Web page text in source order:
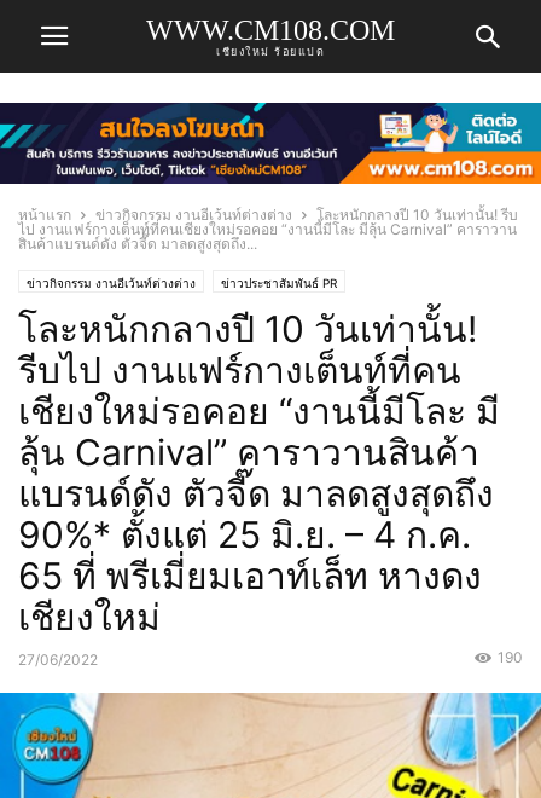
WWW.CM108.COM
เชียงใหม่ ร้อยแปด
หน้าแรก ข่าวกิจกรรม งานอีเว้นท์ต่างต่าง
โละหนักกลางปี 10 วันเท่านั้น! รีบ
ไป งานแฟร์กางเต็นท์ที่คนเชียงใหม่รอคอย “งานนี้มีโละ มีลุ้น Carnival” คาราวาน
สินค้าแบรนด์ดัง ตัวจี๊ด มาลดสูงสุดถึง...
ข่าวกิจกรรม งานอีเว้นท์ต่างต่าง ข่าวประชาสัมพันธ์ PR
โละหนักกลางปี 10 วันเท่านั้น!
รีบไป งานแฟร์กางเต็นท์ที่คน
เชียงใหม่รอคอย “งานนี้มีโละ มี
ลุ้น Carnival” คาราวานสินค้า
แบรนด์ดัง ตัวจี๊ด มาลดสูงสุดถึง
90%* ตั้งแต่ 25 มิ.ย. – 4 ก.ค.
65 ที่ พรีเมี่ยมเอาท์เล็ท หางดง
เชียงใหม่
27/06/2022 190